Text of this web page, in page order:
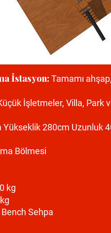
İstasyon: Tamamı
İşletmeler, Villa, Park
Yükseklik 280cm Uzunluk
Bölmesi
kg
Sehpa